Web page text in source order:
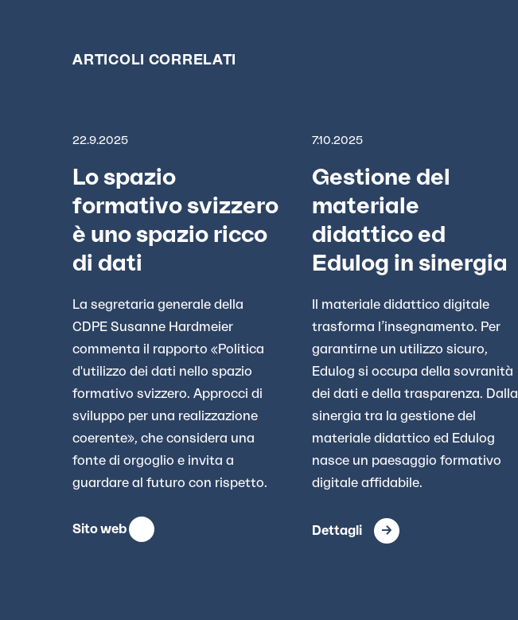
ARTICOLI CORRELATI
22.9.2025
Lo spazio
formativo svizzero
è uno spazio ricco
di dati
La segretaria generale della
CDPE Susanne Hardmeier
commenta il rapporto «Politica
d'utilizzo dei dati nello spazio
formativo svizzero. Approcci di
sviluppo per una realizzazione
coerente», che considera una
fonte di orgoglio e invita a
guardare al futuro con rispetto.
Sito web
7.10.2025
Gestione del
materiale
didattico ed
Edulog in sinergia
Il materiale didattico digitale
trasforma l’insegnamento. Per
garantirne un utilizzo sicuro,
Edulog si occupa della sovranità
dei dati e della trasparenza. Dalla
sinergia tra la gestione del
materiale didattico ed Edulog
nasce un paesaggio formativo
digitale affidabile.
Dettagli